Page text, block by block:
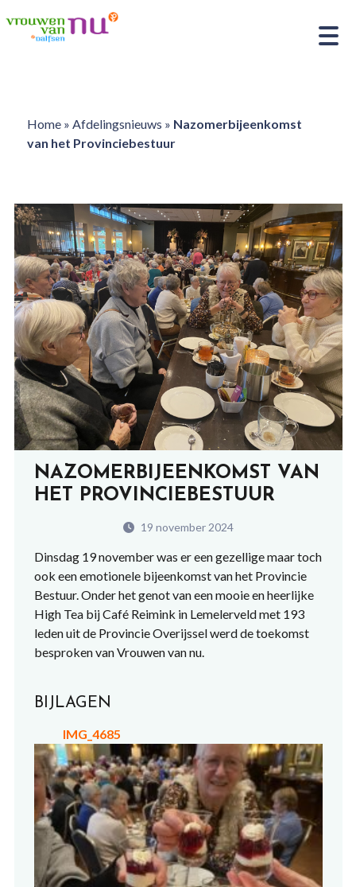
Home» Afdelingsnieuws » Nazomerbijeenkomst
van het Provinciebestuur
NAZOMERBIJEENKOMST VAN
HET PROVINCIEBESTUUR
19 november 2024
Dinsdag 19 november was er een gezellige maar toch
ook een emotionele bijeenkomst van het Provincie
Bestuur. Onder het genot van een mooie en heerlijke
High Tea bij Café Reimink in Lemelerveld met 193
leden uit de Provincie Overijssel werd de toekomst
besproken van Vrouwen van nu.
BIJLAGEN
IMG_4685